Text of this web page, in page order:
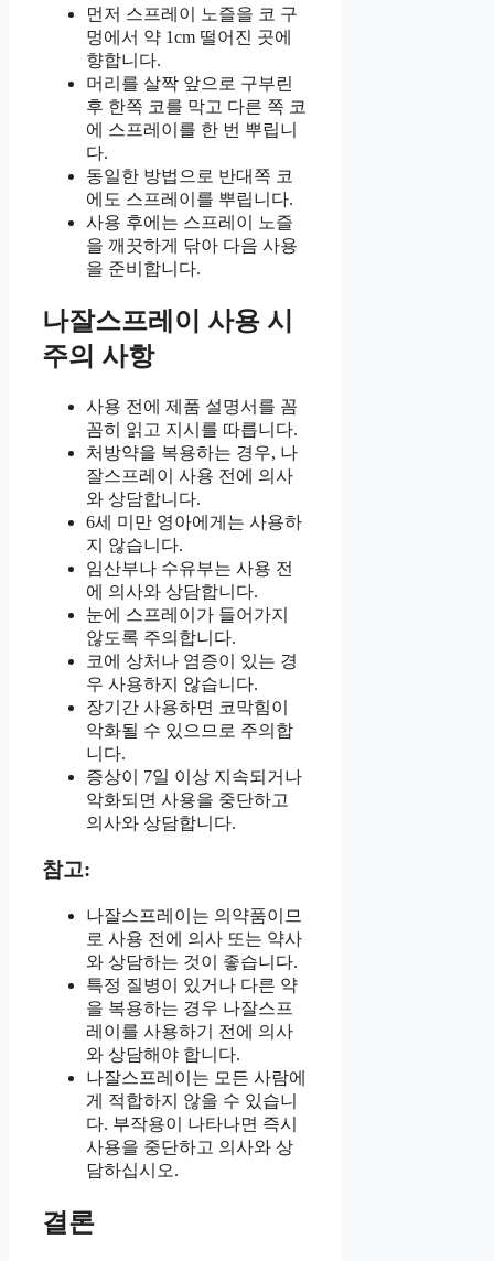
먼저 스프레이 노즐을 코 구
멍에서 약 1cm 떨어진 곳에
향합니다.
머리를 살짝 앞으로 구부린
후 한쪽 코를 막고 다른 쪽 코
에 스프레이를 한 번 뿌립니
다.
동일한 방법으로 반대쪽 코
에도 스프레이를 뿌립니다.
사용 후에는 스프레이 노즐
을 깨끗하게 닦아 다음 사용
을 준비합니다.
나잘스프레이 사용 시
주의 사항
사용 전에 제품 설명서를 꼼
꼼히 읽고 지시를 따릅니다.
처방약을 복용하는 경우, 나
잘스프레이 사용 전에 의사
와 상담합니다.
6세 미만 영아에게는 사용하
지 않습니다.
임산부나 수유부는 사용 전
에 의사와 상담합니다.
눈에 스프레이가 들어가지
않도록 주의합니다.
코에 상처나 염증이 있는 경
우 사용하지 않습니다.
장기간 사용하면 코막힘이
악화될 수 있으므로 주의합
니다.
증상이 7일 이상 지속되거나
악화되면 사용을 중단하고
의사와 상담합니다.
참고:
나잘스프레이는 의약품이므
로 사용 전에 의사 또는 약사
와 상담하는 것이 좋습니다.
특정 질병이 있거나 다른 약
을 복용하는 경우 나잘스프
레이를 사용하기 전에 의사
와 상담해야 합니다.
나잘스프레이는 모든 사람에
게 적합하지 않을 수 있습니
다. 부작용이 나타나면 즉시
사용을 중단하고 의사와 상
담하십시오.
결론